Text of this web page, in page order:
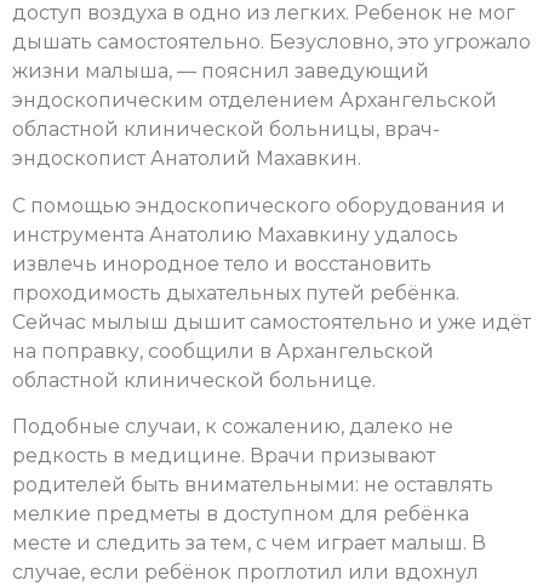
доступ воздуха в одно из легких. Ребенок не мог
дышать самостоятельно. Безусловно, это угрожало
жизни малыша, — пояснил заведующий
эндоскопическим отделением Архангельской
областной клинической больницы, врач-
эндоскопист Анатолий Махавкин.
С помощью эндоскопического оборудования и
инструмента Анатолию Махавкину удалось
извлечь инородное тело и восстановить
проходимость дыхательных путей ребёнка.
Сейчас мылыш дышит самостоятельно и уже идёт
на поправку, сообщили в Архангельской
областной клинической больнице.
Подобные случаи, к сожалению, далеко не
редкость в медицине. Врачи призывают
родителей быть внимательными: не оставлять
мелкие предметы в доступном для ребёнка
месте и следить за тем, с чем играет малыш. В
случае, если ребёнок проглотил или вдохнул